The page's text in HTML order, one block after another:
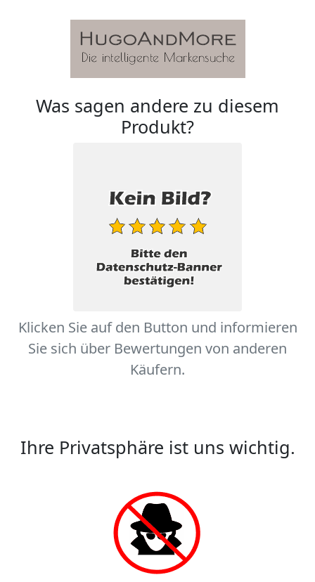
Was sagen andere zu diesem
Produkt?
Klicken Sie auf den Button und informieren
Sie sich über Bewertungen von anderen
Käufern.
Ihre Privatsphäre ist uns wichtig.